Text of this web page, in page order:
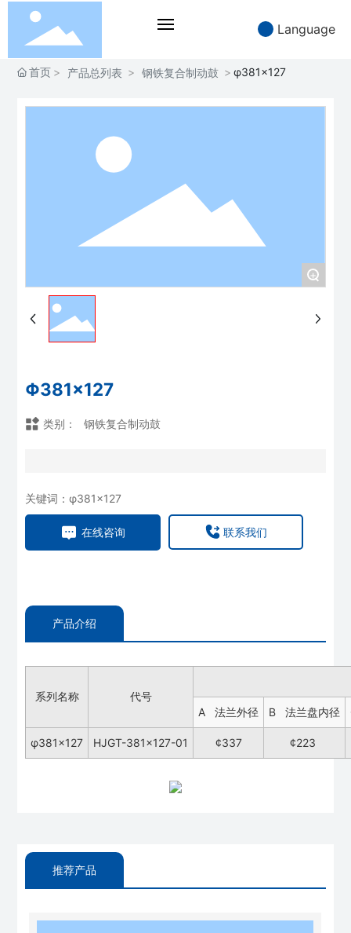
首页
新闻中心
加入恒久
Language
首页 产品总列表 钢铁复合制动鼓 φ381×127
+
Φ381×127
类别： 钢铁复合制动鼓
关键词：φ381×127
在线咨询 联系我们
产品介绍
系列名称
代号
A 法兰外径
B 法兰盘内径
φ381×127 HJGT-381×127-01 ¢337 ¢223
推荐产品